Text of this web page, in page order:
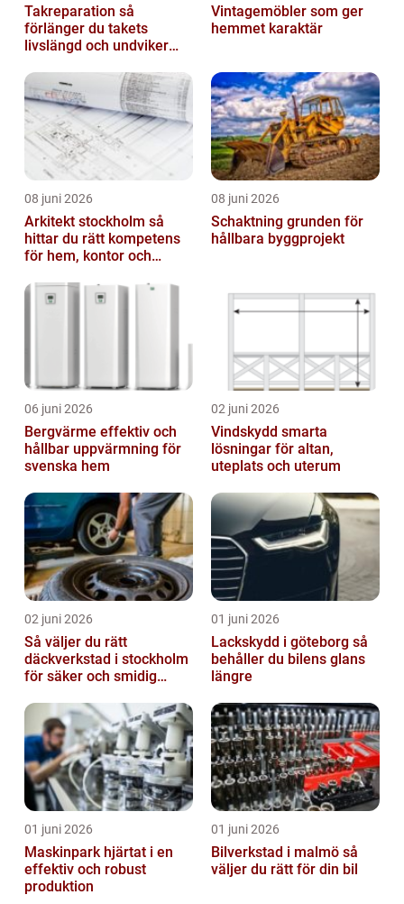
Takreparation så
förlänger du takets
livslängd och undviker
Vintagemöbler som ger
hemmet karaktär
08 juni 2026
Arkitekt stockholm så
hittar du rätt kompetens
för hem, kontor och
08 juni 2026
Schaktning grunden för
hållbara byggprojekt
06 juni 2026
Bergvärme effektiv och
hållbar uppvärmning för
svenska hem
02 juni 2026
Vindskydd smarta
lösningar för altan,
uteplats och uterum
02 juni 2026
Så väljer du rätt
däckverkstad i stockholm
för säker och smidig
01 juni 2026
Lackskydd i göteborg så
behåller du bilens glans
längre
01 juni 2026
Maskinpark hjärtat i en
effektiv och robust
produktion
01 juni 2026
Bilverkstad i malmö så
väljer du rätt för din bil